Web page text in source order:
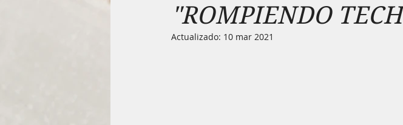
Masculinidades igualitarias ELLAS. Vivir sin violencia
"ROMPIENDO
Actualizado: 10 mar 2021